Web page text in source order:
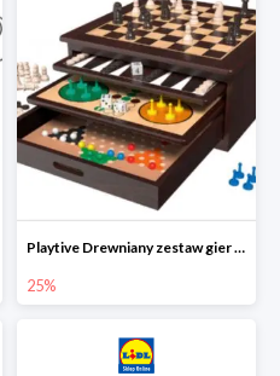
Playtive Drewniany zestaw gier 10 w 1
25%